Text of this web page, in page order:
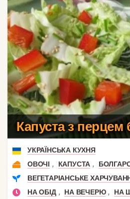
Капуста з перцем
УКРАЇНСЬКА КУХНЯ
ОВОЧІ , КАПУСТА ,
ВЕГЕТАРІАНСЬКЕ
НА ОБІД , НА ВЕЧЕРЮ ,
НА